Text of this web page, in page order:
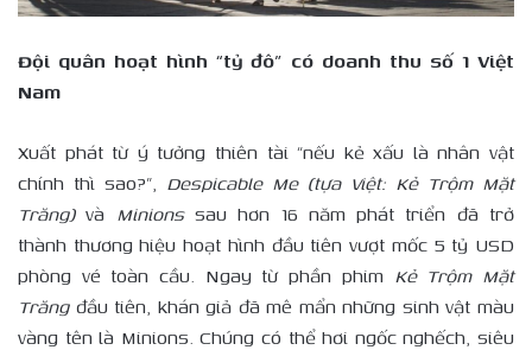
Đội quân hoạt hình “tỷ đô” có doanh thu số 1 Việt
Nam
Xuất phát từ ý tưởng thiên tài “nếu kẻ xấu là nhân vật
chính thì sao?”, Despicable Me (tựa Việt: Kẻ Trộm Mặt
Trăng)và Minionssau hơn 16 năm phát triển đã trở
thành thương hiệu hoạt hình đầu tiên vượt mốc 5 tỷ USD
phòng vé toàn cầu. Ngay từ phần phim Kẻ Trộm Mặt
Trăngđầu tiên, khán giả đã mê mẩn những sinh vật màu
vàng tên là Minions. Chúng có thể hơi ngốc nghếch, siêu